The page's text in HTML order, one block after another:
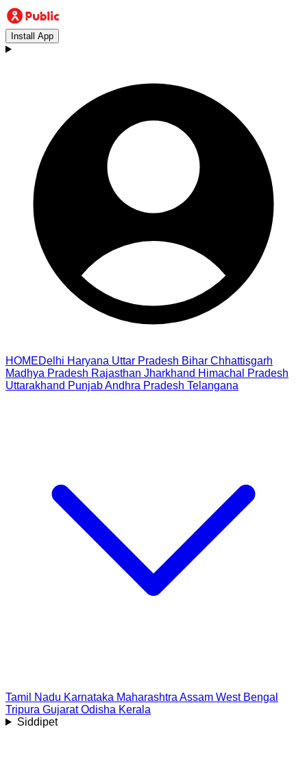
Install App
HOMEDelhi Haryana Uttar Pradesh Bihar Chhattisgarh
Madhya Pradesh Rajasthan Jharkhand Himachal Pradesh
Uttarakhand PunjabAndhra Pradesh Telangana
Tamil Nadu Karnataka Maharashtra Assam West Bengal
Tripura Gujarat Odisha Kerala
Siddipet